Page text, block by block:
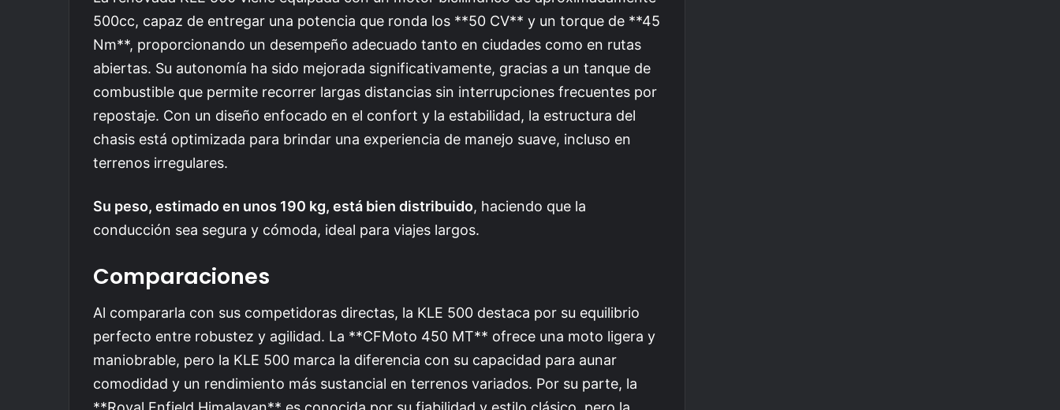
500cc, capaz de entregar una potencia que ronda los **50 CV** y un torque de **45
Nm**, proporcionando un desempeño adecuado tanto en ciudades como en rutas
abiertas. Su autonomía ha sido mejorada significativamente, gracias a un tanque de
combustible que permite recorrer largas distancias sin interrupciones frecuentes por
repostaje. Con un diseño enfocado en el confort y la estabilidad, la estructura del
chasis está optimizada para brindar una experiencia de manejo suave, incluso en
terrenos irregulares.
Su peso, estimado en unos 190 kg, está bien distribuido, haciendo que la
conducción sea segura y cómoda, ideal para viajes largos.
Comparaciones
Al compararla con sus competidoras directas, la KLE 500 destaca por su equilibrio
perfecto entre robustez y agilidad. La **CFMoto 450 MT** ofrece una moto ligera y
maniobrable, pero la KLE 500 marca la diferencia con su capacidad para aunar
comodidad y un rendimiento más sustancial en terrenos variados. Por su parte, la